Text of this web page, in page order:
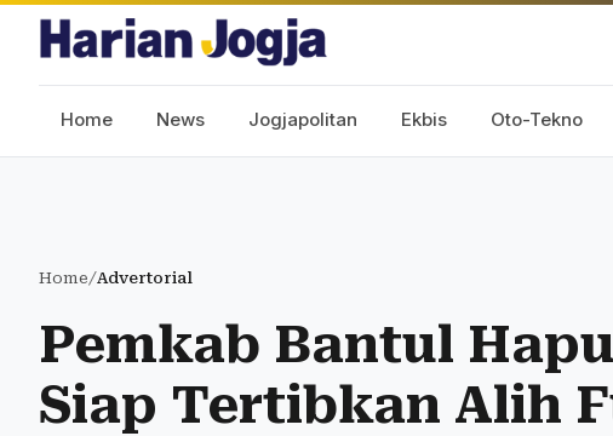
Home News Jogjapolitan Ekbis Oto-Tekno
Home/Advertorial
Pemkab Bantul
Siap Tertibkan Alih